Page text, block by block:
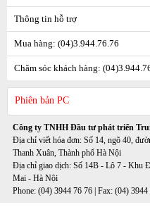
Thông tin hỗ trợ
Mua hàng: (04)3.944.76.76
Chăm sóc khách hàng:
Phiên bản PC
Công ty TNHH Đầu tư phát triển
Địa chỉ viết hóa đơn: Số 14, ngõ 40,
Thanh Xuân, Thành phố Hà Nội
Địa chỉ giao dịch: Số 14B - Lô 7 - Khu
Mai - Hà Nội
Phone: (04) 3944 76 76 | Fax: (04) 3944